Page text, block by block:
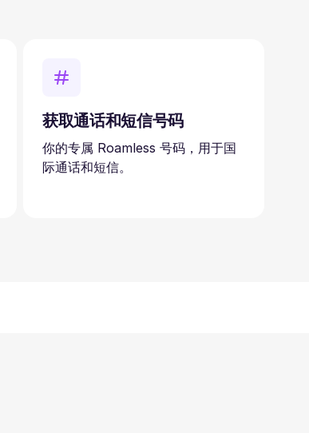
获取通话和短信号码
你的专属 Roamless 号码，用于国
际通话和短信。